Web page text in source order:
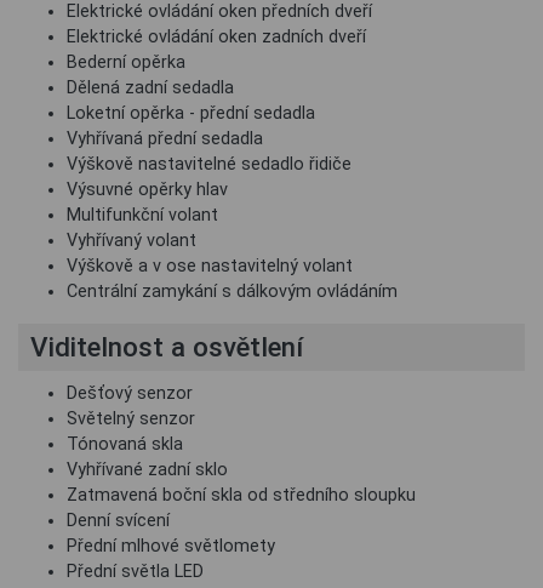
Elektrické ovládání oken předních dveří
Elektrické ovládání oken zadních dveří
Bederní opěrka
Dělená zadní sedadla
Loketní opěrka - přední sedadla
Vyhřívaná přední sedadla
Výškově nastavitelné sedadlo řidiče
Výsuvné opěrky hlav
Multifunkční volant
Vyhřívaný volant
Výškově a v ose nastavitelný volant
Centrální zamykání s dálkovým ovládáním
Viditelnost a osvětlení
Dešťový senzor
Světelný senzor
Tónovaná skla
Vyhřívané zadní sklo
Zatmavená boční skla od středního sloupku
Denní svícení
Přední mlhové světlomety
Přední světla LED